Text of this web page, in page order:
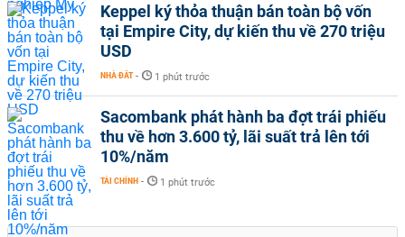
Keppel ký thỏa thuận bán toàn bộ vốn
tại Empire City, dự kiến thu về 270 triệu
USD
NHÀ ĐẤT - 1 phút trước
Sacombank phát hành ba đợt trái phiếu
thu về hơn 3.600 tỷ, lãi suất trả lên tới
10%/năm
TÀI CHÍNH - 1 phút trước